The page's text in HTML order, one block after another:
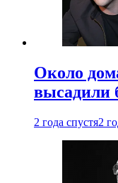
Около
высадили
2 года спустя2